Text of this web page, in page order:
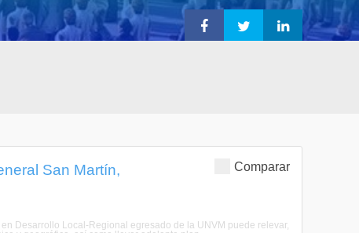
Comparar
San Martín,
Desarrollo Local-Regional egresado de la UNVM puede relevar,